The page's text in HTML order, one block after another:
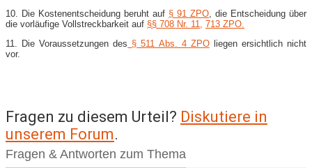
10. Die Kostenentscheidung beruht auf § 91 ZPO , die Entscheidung über
die vorläufige Vollstreckbarkeit auf §§ 708 Nr. 11,
713 ZPO.
11. Die Voraussetzungen des § 511 Abs. 4 ZPOliegen ersichtlich nicht
vor.
Fragen zu diesem Urteil? Diskutiere in
unserem Forum.
Fragen & Antworten zum Thema